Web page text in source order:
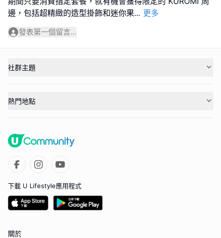
邊，包括超精緻的造型掛飾和迷你果... 更多
發表第一個留言...
社群主題
熱門地點
下載 U Lifestyle應用程式
關於